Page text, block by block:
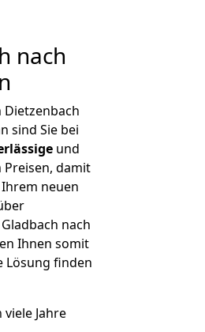
nach
Dietzenbach
sind Sie bei
und
Preisen, damit
neuen
nach
Ihnen somit
Lösung finden
Jahre